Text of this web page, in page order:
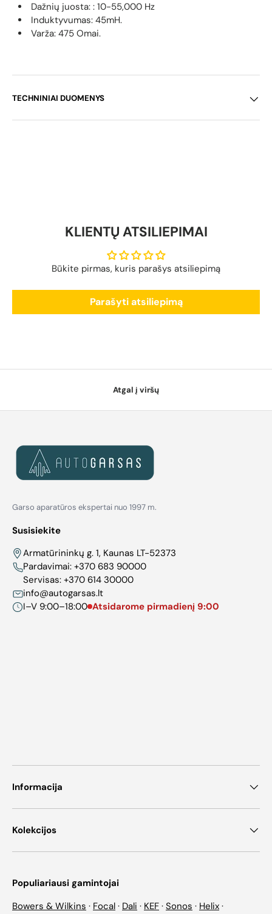
Dažnių juosta: : 10-55,000 Hz
Induktyvumas: 45mH.
Varža: 475 Omai.
TECHNINIAI DUOMENYS
KLIENTŲ ATSILIEPIMAI
Būkite pirmas, kuris parašys atsiliepimą
Parašyti atsiliepimą
Atgal į viršų
Garso aparatūros ekspertai nuo 1997 m.
Susisiekite
Armatūrininkų g. 1, Kaunas LT-52373
Pardavimai: +370 683 90000
Servisas: +370 614 30000
info@autogarsas.lt
I–V 9:00–18:00 Atsidarome pirmadienį 9:00
Informacija
Kolekcijos
Populiariausi gamintojai
Bowers & Wilkins · Focal · Dali · KEF · Sonos · Helix ·